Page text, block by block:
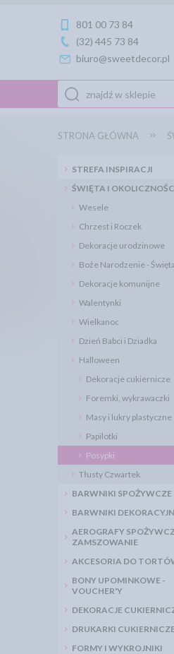
801 00 73 84
(32) 445 73 84
biuro@sweetdecor.pl
STRONA GŁÓWNA
STREFA INSPIRACJI
ŚWIĘTA I
Wesele
Chrzest i Roczek
Dekoracje urodzinowe
Boże Narodzenie - Święta
Dekoracje komunijne
Walentynki
Wielkanoc
Dzień Babci i Dziadka
Halloween
Dekoracje cukiernicze
Foremki, wykrawaczki
Masy i lukry plastyczne
Papilotki
Posypki
Tłusty Czwartek
BARWNIKI SPOŻYWCZE
BARWNIKI
AEROGRAFY
ZAMSZOWANIE
AKCESORIA DO
BONY UPOMINKOWE -
VOUCHER'Y
DEKORACJE
DRUKARKI
FORMY I WYKROJNIKI